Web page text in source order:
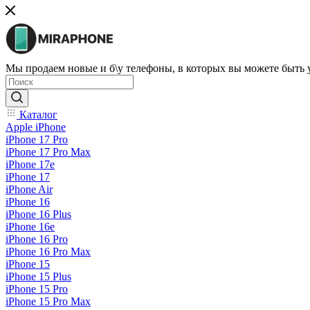
Мы продаем новые и б\у телефоны, в которых вы можете быть
Каталог
Apple iPhone
iPhone 17 Pro
iPhone 17 Pro Max
iPhone 17e
iPhone 17
iPhone Air
iPhone 16
iPhone 16 Plus
iPhone 16e
iPhone 16 Pro
iPhone 16 Pro Max
iPhone 15
iPhone 15 Plus
iPhone 15 Pro
iPhone 15 Pro Max